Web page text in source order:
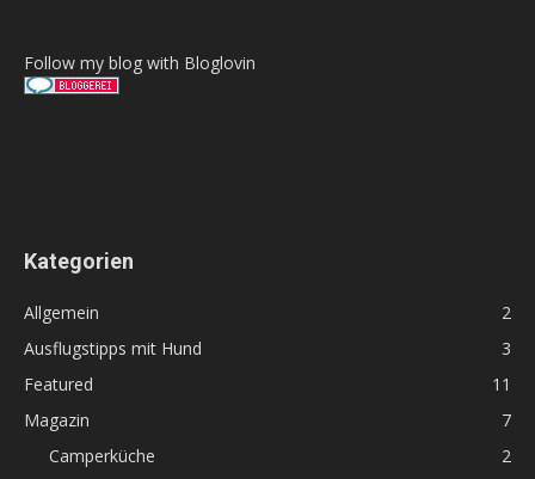
Follow my blog with Bloglovin
Kategorien
Allgemein
2
Ausflugstipps mit Hund
3
Featured
11
Magazin
7
Camperküche
2